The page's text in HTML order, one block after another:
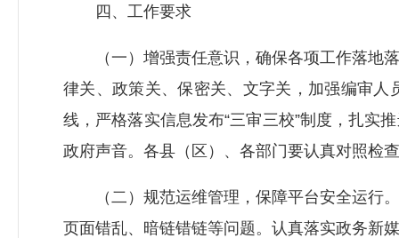
四、工作要求
（一）增强责任意识，确保各项工作落地落
律关、政策关、保密关、文字关，加强编审
线，严格落实信息发布“三审三校”制度，扎实
政府声音。各县（区）、各部门要认真对照检
（二）规范运维管理，保障平台安全运行。
页面错乱、暗链错链等问题。认真落实政务新